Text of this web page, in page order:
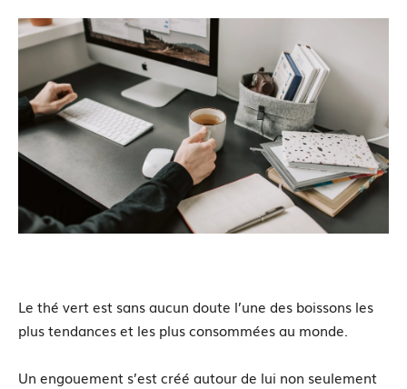
Le thé vert est sans aucun doute l’une des boissons les
plus tendances et les plus consommées au monde.
Un engouement s’est créé autour de lui non seulement